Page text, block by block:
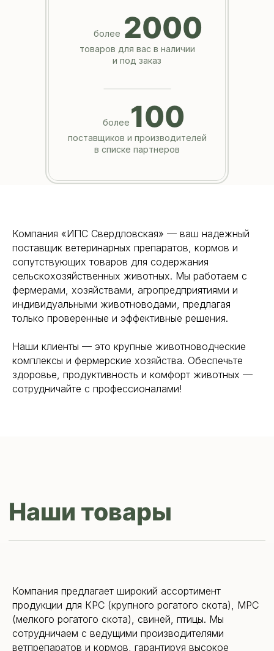
более
более
товаров для вас в наличии
и под заказ
поставщиков и производителей
в списке партнеров
2000
100
Компания «ИПС Свердловская» — ваш надежный
поставщик ветеринарных препаратов, кормов и
сопутствующих товаров для содержания
сельскохозяйственных животных. Мы работаем с
фермерами, хозяйствами, агропредприятиями и
индивидуальными животноводами, предлагая
только проверенные и эффективные решения.
Наши клиенты — это крупные животноводческие
комплексы и фермерские хозяйства. Обеспечьте
здоровье, продуктивность и комфорт животных —
сотрудничайте с профессионалами!
Наши товары
Компания предлагает широкий ассортимент
продукции для КРС (крупного рогатого скота), МРС
(мелкого рогатого скота), свиней, птицы. Мы
сотрудничаем с ведущими производителями
ветпрепаратов и кормов, гарантируя высокое